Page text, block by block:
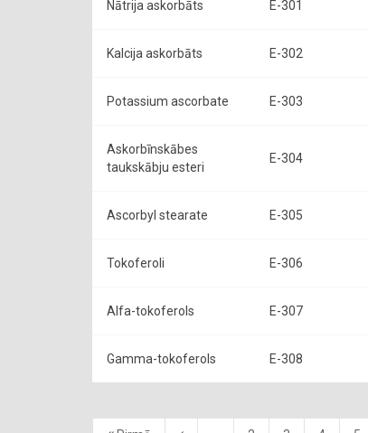
Nātrija askorbāts E-301
Kalcija askorbāts E-302
Potassium ascorbate E-303
Askorbīnskābes
taukskābju esteri
E-304
Ascorbyl stearate E-305
Tokoferoli E-306
Alfa-tokoferols E-307
Gamma-tokoferols E-308